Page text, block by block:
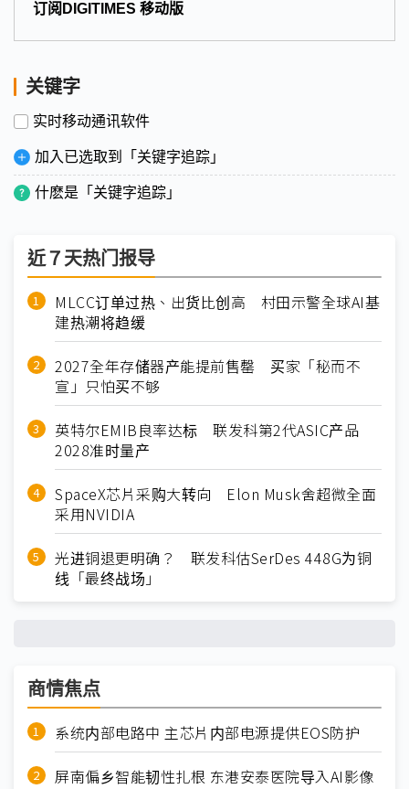
订阅DIGITIMES 移动版
关键字
实时移动通讯软件
加入已选取到「关键字追踪」
什麽是「关键字追踪」
近７天热门报导
MLCC订单过热、出货比创高 村田示警全球AI基
建热潮将趋缓
2027全年存储器产能提前售罄 买家「秘而不
宣」只怕买不够
英特尔EMIB良率达标 联发科第2代ASIC产品
2028准时量产
SpaceX芯片采购大转向 Elon Musk舍超微全面
采用NVIDIA
光进铜退更明确？ 联发科估SerDes 448G为铜
线「最终战场」
商情焦点
系统内部电路中 主芯片内部电源提供EOS防护
屏南偏乡智能韧性扎根 东港安泰医院导入AI影像